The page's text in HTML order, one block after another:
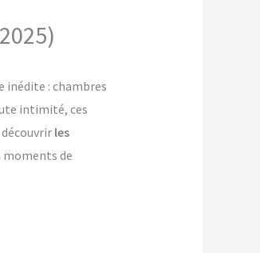
inédite : chambres
intimité, ces
les
moments de